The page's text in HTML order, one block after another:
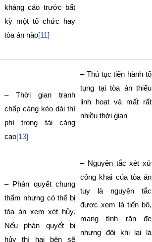
kháng cáo trước bất
kỳ một tổ chức hay
tòa án nào[11]
– Thời gian tranh
chấp càng kéo dài thì
phí trọng tài càng
cao[13]
– Phán quyết chung
thẩm nhưng có thể bị
tòa án xem xét hủy.
Nếu phán quyết bị
hủy thì hai bên sẽ
– Thủ tục tiến hành tố
tụng tại tòa án thiếu
linh hoạt và mất rất
nhiều thời gian
– Nguyên tắc xét xử
công khai của tòa án
tuy là nguyên tắc
được xem là tiến bộ,
mang tính răn đe
nhưng đôi khi lại là